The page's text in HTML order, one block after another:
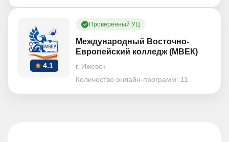
4.1
Проверенный УЦ
Международный Восточно-
Европейский колледж (МВЕК)
г. Ижевск
Количество онлайн-программ: 11